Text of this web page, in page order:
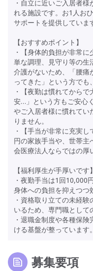
・自立に近いご入居者
れる施設です。お1人お
サポートを提供していま
【おすすめポイント】
・【身体的負担が非常
単な調理、見守り等の生
介護がないため、「腰痛
ってきた」という方でも
・【夜勤は慣れてから
安…」という方もご安心
やご入居者様に慣れてい
りません。
・【手当が非常に充実
円の家族手当や、世帯
会医療法人ならではの厚
【福利厚生が手厚いです】
・夜勤手当は1回10,000
身体への負担を抑えつつ
・資格取り立ての未経
いるため、専門職として
・退職金制度や各種保
ける基盤が整っています。
募集要項